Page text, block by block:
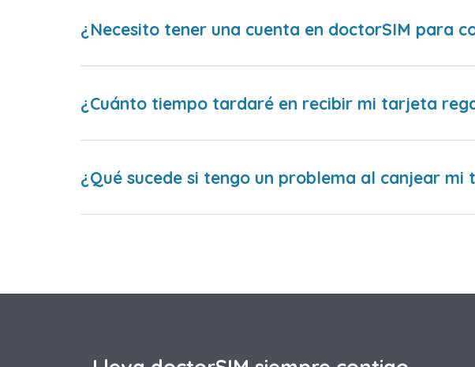
¿Necesito tener una cuenta en doctorSIM para
¿Cuánto tiempo tardaré en recibir mi tarjeta
¿Qué sucede si tengo un problema al canjear mi